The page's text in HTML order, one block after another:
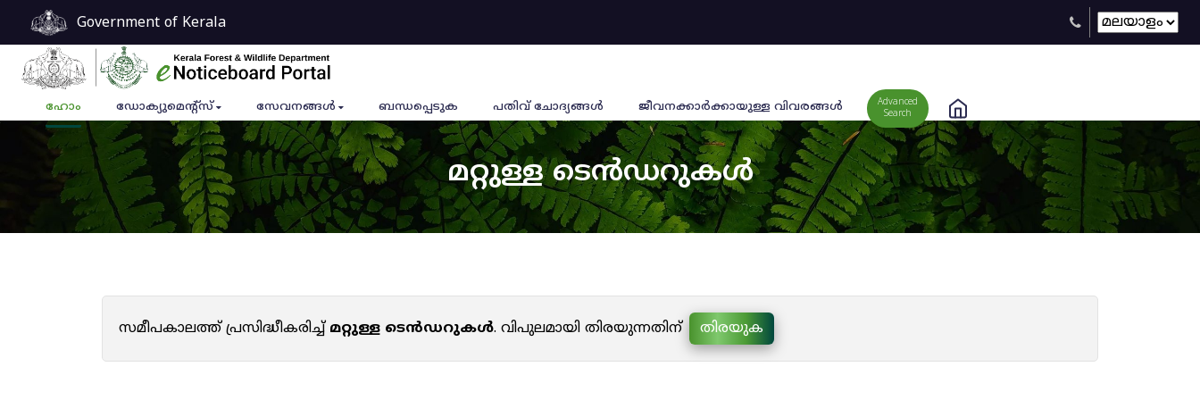
Government of Kerala
ഹോം ഡോക്യുമെൻ്റ്സ് സേവനങ്ങൾ ബന്ധപ്പെടുക പതിവ് ചോദ്യങ്ങൾ ജീവനക്കാര്‍ക്കായുള്ള വിവരങ്ങള്‍
Advanced
Search
മറ്റുള്ള ടെൻഡറുകൾ
സമീപകാലത്ത് പ്രസിദ്ധീകരിച്ച്മറ്റുള്ള ടെൻഡറുകൾ. വിപുലമായി തിരയുന്നതിന് തിരയുക